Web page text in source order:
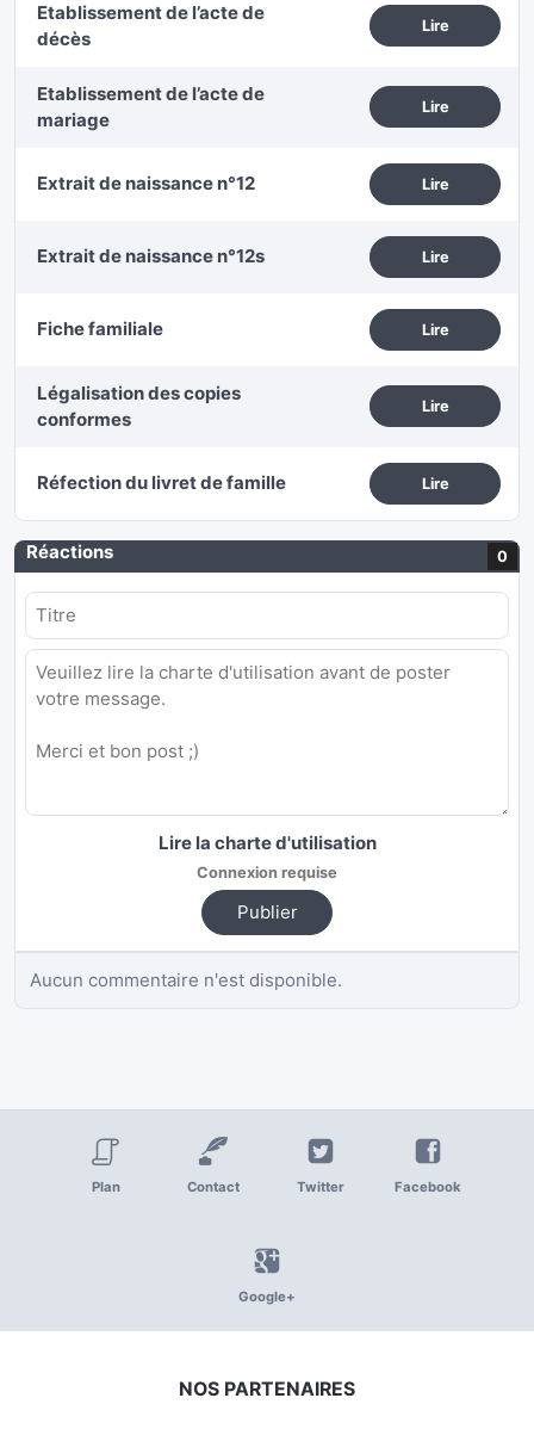
Etablissement de l’acte de
décès
Lire
Etablissement de l’acte de
mariage
Lire
Extrait de naissance n°12 Lire
Extrait de naissance n°12s Lire
Fiche familiale Lire
Légalisation des copies
conformes
Lire
Réfection du livret de famille Lire
Réactions 0
Lire la charte d'utilisation
Connexion requise
Publier
Aucun commentaire n'est disponible.
Plan Contact Twitter Facebook
Google+
NOS PARTENAIRES